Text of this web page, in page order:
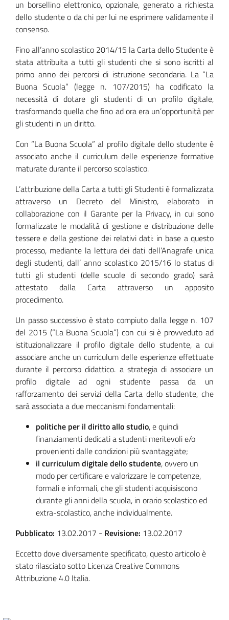
un borsellino elettronico, opzionale, generato a richiesta
dello studente o da chi per lui ne esprimere validamente il
consenso.
Fino all’anno scolastico 2014/15 la Carta dello Studente è
stata attribuita a tutti gli studenti che si sono iscritti al
primo anno dei percorsi di istruzione secondaria. La “La
Buona Scuola” (legge n. 107/2015) ha codificato la
necessità di dotare gli studenti di un profilo digitale,
trasformando quella che fino ad ora era un’opportunità per
gli studenti in un diritto.
Con “La Buona Scuola” al profilo digitale dello studente è
associato anche il curriculum delle esperienze formative
maturate durante il percorso scolastico.
L’attribuzione della Carta a tutti gli Studenti è formalizzata
attraverso un Decreto del Ministro, elaborato in
collaborazione con il Garante per la Privacy, in cui sono
formalizzate le modalità di gestione e distribuzione delle
tessere e della gestione dei relativi dati: in base a questo
processo, mediante la lettura dei dati dell’Anagrafe unica
degli studenti, dall’ anno scolastico 2015/16 lo status di
tutti gli studenti (delle scuole di secondo grado) sarà
attestato dalla Carta attraverso un apposito
procedimento.
Un passo successivo è stato compiuto dalla legge n. 107
del 2015 (“La Buona Scuola”) con cui si è provveduto ad
istituzionalizzare il profilo digitale dello studente, a cui
associare anche un curriculum delle esperienze effettuate
durante il percorso didattico. a strategia di associare un
profilo digitale ad ogni studente passa da un
rafforzamento dei servizi della Carta dello studente, che
sarà associata a due meccanismi fondamentali:
politiche per il diritto allo studio, e quindi
finanziamenti dedicati a studenti meritevoli e/o
provenienti dalle condizioni più svantaggiate;
il curriculum digitale dello studente, ovvero un
modo per certificare e valorizzare le competenze,
formali e informali, che gli studenti acquisiscono
durante gli anni della scuola, in orario scolastico ed
extra-scolastico, anche individualmente.
Pubblicato: 13.02.2017 - Revisione: 13.02.2017
Eccetto dove diversamente specificato, questo articolo è
stato rilasciato sotto Licenza Creative Commons
Attribuzione 4.0 Italia.